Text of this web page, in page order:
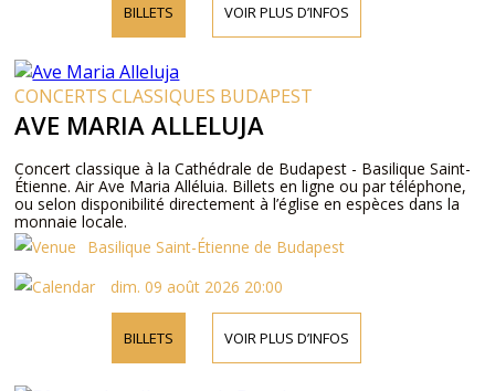
BILLETS VOIR PLUS D’INFOS
CONCERTS CLASSIQUES BUDAPEST
AVE MARIA ALLELUJA
Concert classique à la Cathédrale de Budapest - Basilique Saint-
Étienne. Air Ave Maria Alléluia. Billets en ligne ou par téléphone,
ou selon disponibilité directement à l’église en espèces dans la
monnaie locale.
Basilique Saint-Étienne de Budapest
dim. 09 août 2026 20:00
BILLETS VOIR PLUS D’INFOS